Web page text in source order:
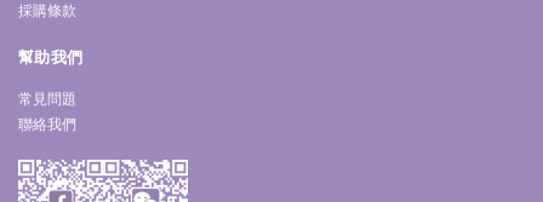
採購條款
幫助我們
常見問題
聯絡我們